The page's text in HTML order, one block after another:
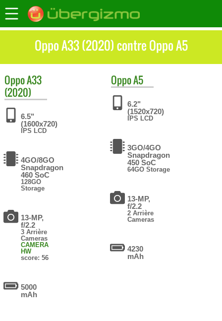
Oppo A33 (2020) contre Oppo A5
OppoA33
(2020)
6.5"
(1600x720)
IPS LCD
4GO/8GO
Snapdragon
460 SoC
128GO
Storage
13-MP,
f/2.2
3 Arrière
Cameras
CAMERA
HW
score: 56
5000
mAh
OppoA5
6.2"
(1520x720)
IPS LCD
3GO/4GO
Snapdragon
450 SoC
64GO Storage
13-MP,
f/2.2
2 Arrière
Cameras
4230
mAh